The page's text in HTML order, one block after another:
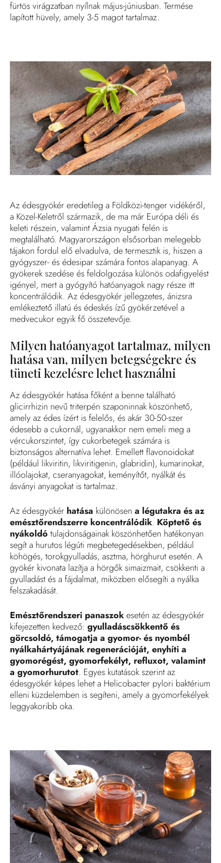
fürtös virágzatban nyílnak május-júniusban. Termése
lapított hüvely, amely 3-5 magot tartalmaz.
Az édesgyökér eredetileg a Földközi-tenger vidékéről,
a Közel-Keletről származik, de ma már Európa déli és
keleti részein, valamint Ázsia nyugati felén is
megtalálható. Magyarországon elsősorban melegebb
tájakon fordul elő elvadulva, de termesztik is, hiszen a
gyógyszer- és édesipar számára fontos alapanyag. A
gyökerek szedése és feldolgozása különös odafigyelést
igényel, mert a gyógyító hatóanyagok nagy része itt
koncentrálódik. Az édesgyökér jellegzetes, ánizsra
emlékeztető illatú és édeskés ízű gyökérzetével a
medvecukor egyik fő összetevője.
Milyen hatóanyagot tartalmaz, milyen
hatása van, milyen betegségekre és
tüneti kezelésre lehet használni
Az édesgyökér hatása főként a benne található
glicirrhizin nevű triterpén szaponinnak köszönhető,
amely az édes ízért is felelős, és akár 30-50-szer
édesebb a cukornál, ugyanakkor nem emeli meg a
vércukorszintet, így cukorbetegek számára is
biztonságos alternatíva lehet. Emellett flavonoidokat
(például likviritin, likviritigenin, glabridin), kumarinokat,
illóolajokat, cseranyagokat, keményítőt, nyálkát és
ásványi anyagokat is tartalmaz.
Az édesgyökér hatása különösen a légutakra és az
emésztőrendszerre koncentrálódik. Köptető és
nyákoldó tulajdonságainak köszönhetően hatékonyan
segít a hurutos légúti megbetegedésekben, például
köhögés, torokgyulladás, asztma, hörghurut esetén. A
gyökér kivonata lazítja a hörgők simaizmait, csökkenti a
gyulladást és a fájdalmat, miközben elősegíti a nyálka
felszakadását.
Emésztőrendszeri panaszokesetén az édesgyökér
kifejezetten kedvező: gyulladáscsökkentő és
görcsoldó, támogatja a gyomor- és nyombél
nyálkahártyájának regenerációját, enyhíti a
gyomorégést, gyomorfekélyt, refluxot, valamint
a gyomorhurutot. Egyes kutatások szerint az
édesgyökér képes lehet a Helicobacter pylori baktérium
elleni küzdelemben is segíteni, amely a gyomorfekélyek
leggyakoribb oka.